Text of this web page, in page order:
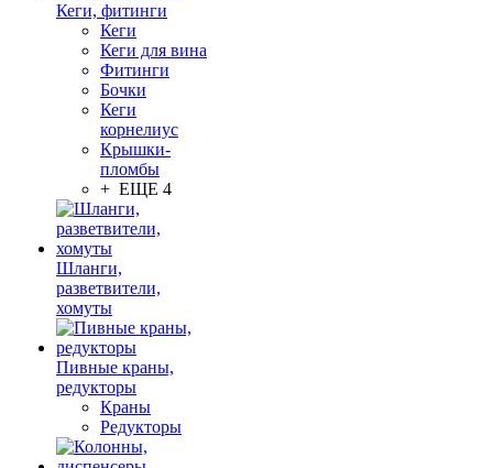
Кеги, фитинги
Кеги
Кеги для вина
Фитинги
Бочки
Кеги
корнелиус
Крышки-
пломбы
+ ЕЩЕ 4
Шланги,
разветвители,
хомуты
Пивные краны,
редукторы
Краны
Редукторы